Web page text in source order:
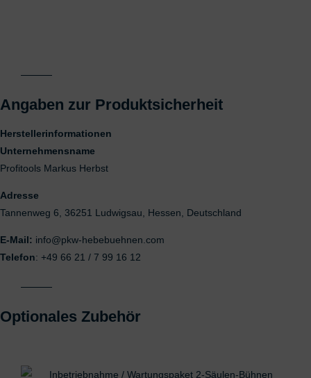
Angaben zur Produktsicherheit
Herstellerinformationen
Unternehmensname
Profitools Markus Herbst
Adresse
Tannenweg 6, 36251 Ludwigsau, Hessen, Deutschland
E-Mail: info@pkw-hebebuehnen.com
Telefon: +49 66 21 / 7 99 16 12
Optionales Zubehör